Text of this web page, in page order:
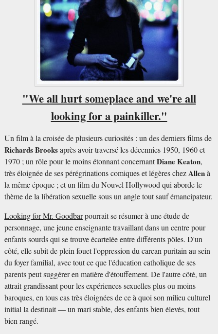
"We all hurt someplace and we're all
looking for a painkiller."
Un film à la croisée de plusieurs curiosités : un des derniers films de
Richards Brooksaprès avoir traversé les décennies 1950, 1960 et
1970 ; un rôle pour le moins étonnant concernantDiane Keaton,
très éloignée de ses pérégrinations comiques et légères chezAllenà
la même époque ; et un film du Nouvel Hollywood qui aborde le
thème de la libération sexuelle sous un angle tout sauf émancipateur.
Looking for Mr. Goodbarpourrait se résumer à une étude de
personnage, une jeune enseignante travaillant dans un centre pour
enfants sourds qui se trouve écartelée entre différents pôles. D'un
côté, elle subit de plein fouet l'oppression du carcan puritain au sein
du foyer familial, avec tout ce que l'éducation catholique de ses
parents peut suggérer en matière d'étouffement. De l'autre côté, un
attrait grandissant pour les expériences sexuelles plus ou moins
baroques, en tous cas très éloignées de ce à quoi son milieu culturel
initial la destinait — un mari stable, des enfants bien élevés, tout
bien rangé.